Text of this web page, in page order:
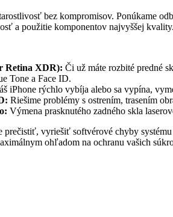
bez kompromisov. Ponúkame
a použitie komponentov najvyššej kvality.
Retina XDR): Či už máte rozbité predné
Tone a Face ID.
iPhone rýchlo vybíja alebo sa vypína,
Riešime problémy s ostrením, trasením
Výmena prasknutého zadného skla
prečistiť, vyriešiť softvérové chyby
ohľadom na ochranu vašich